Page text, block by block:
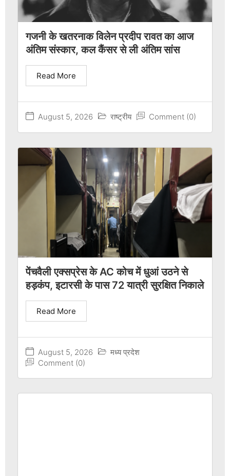
गजनी के खतरनाक विलेन प्रदीप रावत का आज
अंतिम संस्कार, कल कैंसर से ली अंतिम सांस
August 5, 2026 राष्ट्रीय Comment (0)
Read More
पेंचवैली एक्सप्रेस के AC कोच में धुआं उठने से
हड़कंप, इटारसी के पास 72 यात्री सुरक्षित निकाले
August 5, 2026
मध्य प्रदेश
Comment (0)
Read More